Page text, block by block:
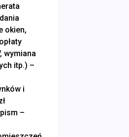
okien,
wymiana
itp.) –
i
–